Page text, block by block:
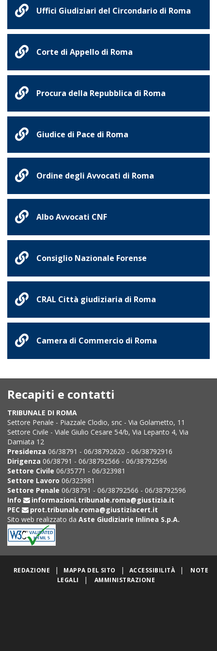
Uffici Giudiziari del Circondario di Roma
Corte di Appello di Roma
Procura della Repubblica di Roma
Giudice di Pace di Roma
Ordine degli Avvocati di Roma
Albo Avvocati CNF
Consiglio Nazionale Forense
CRAL Città giudiziaria di Roma
Camera di Commercio di Roma
Recapiti e contatti
TRIBUNALE DI ROMA
Settore Penale - Piazzale Clodio, snc - Via Golametto, 11
Settore Civile - Viale Giulio Cesare 54/b, Via Lepanto 4, Via
Damiata 12
Presidenza 06/38791 - 06/38792620 - 06/38792916
Dirigenza 06/38791 - 06/38792566 - 06/38792596
Settore Civile 06/35771 - 06/323981
Settore Lavoro 06/323981
Settore Penale 06/38791 - 06/38792566 - 06/38792596
Info
informazioni.tribunale.roma@giustizia.it
PEC
prot.tribunale.roma@giustiziacert.it
Sito web realizzato da Aste Giudiziarie Inlinea S.p.A.
REDAZIONE | MAPPA DEL SITO | ACCESSIBILITÀ |
NOTE
LEGALI
| AMMINISTRAZIONE